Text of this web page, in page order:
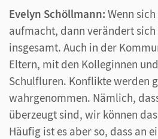
Evelyn Schöllmann: Wenn
aufmacht, dann verändert
insgesamt. Auch in der
Eltern, mit den Kolleginnen
Schulfluren. Konflikte werden
wahrgenommen. Nämlich,
überzeugt sind, wir können
Häufig ist es aber so, dass an